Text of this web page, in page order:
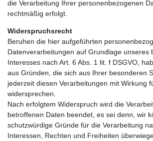
die Verarbeitung Ihrer personenbezogenen
rechtmäßig erfolgt.
Widerspruchsrecht
Beruhen die hier aufgeführten
Datenverarbeitungen auf Grundlage unseres
Interesses nach Art. 6 Abs. 1 lit. f DSGVO,
aus Gründen, die sich aus Ihrer besonderen
jederzeit diesen Verarbeitungen mit Wirkung
widersprechen.
Nach erfolgtem Widerspruch wird die
betroffenen Daten beendet, es sei denn, wir
schutzwürdige Gründe für die Verarbeitung
Interessen, Rechten und Freiheiten